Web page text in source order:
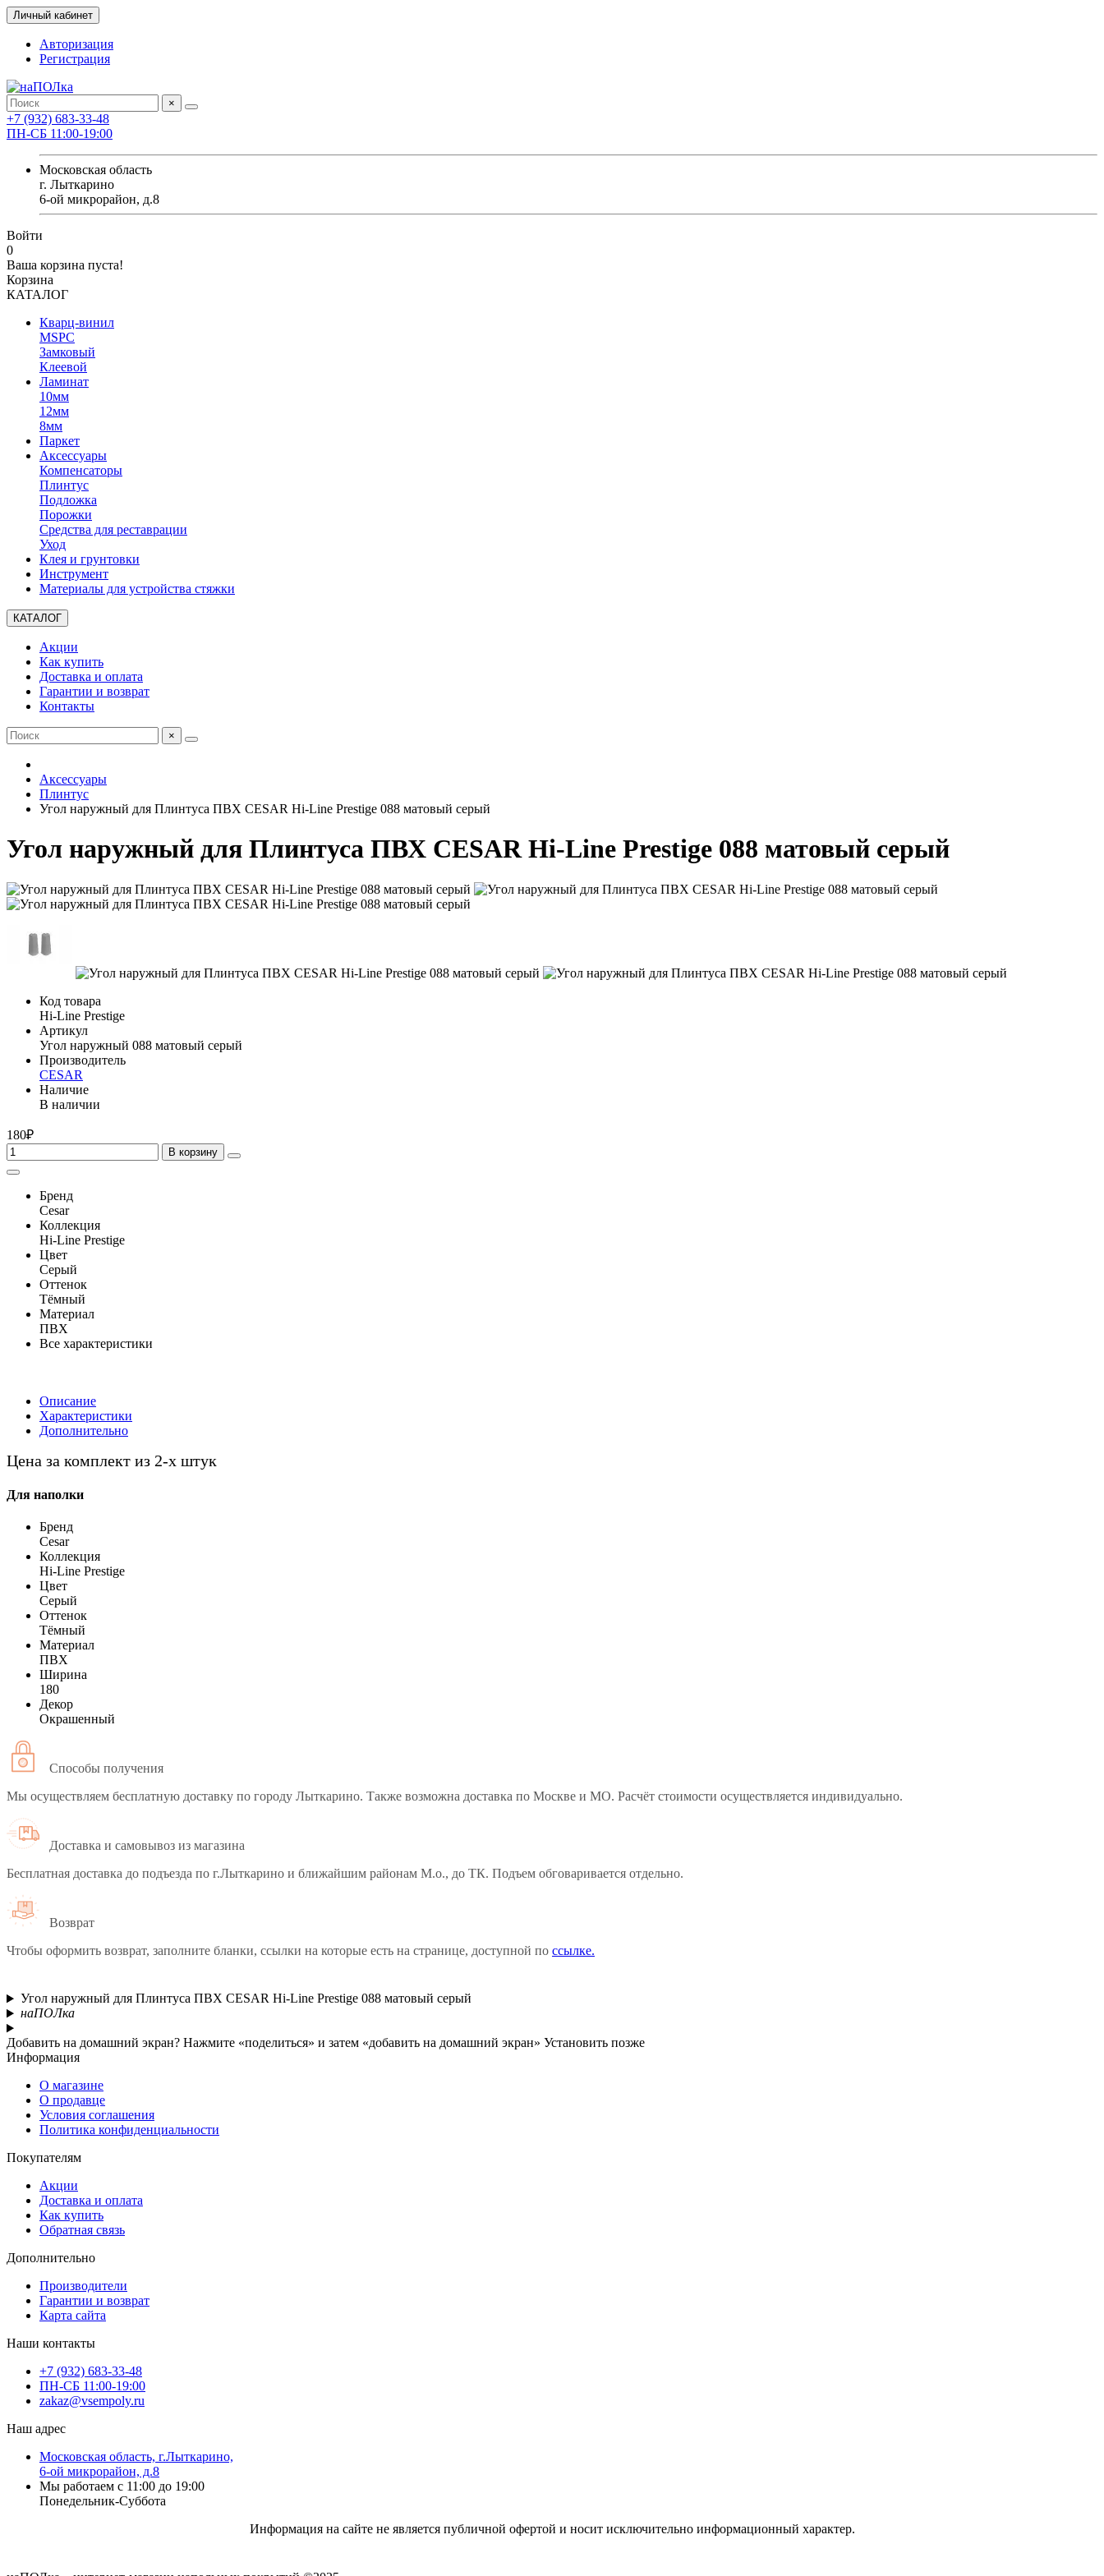
Личный кабинет
Авторизация
Регистрация
×
+7 (932) 683-33-48
ПН-СБ 11:00-19:00
Московская область
г. Лыткарино
6-ой микрорайон, д.8
Войти
0
Ваша корзина пуста!
Корзина
КАТАЛОГ
Кварц-винил
MSPC
Замковый
Клеевой
Ламинат
10мм
12мм
8мм
Паркет
Аксессуары
Компенсаторы
Плинтус
Подложка
Порожки
Средства для реставрации
Уход
Клея и грунтовки
Инструмент
Материалы для устройства стяжки
КАТАЛОГ
Акции
Как купить
Доставка и оплата
Гарантии и возврат
Контакты
×
Аксессуары
Плинтус
Угол наружный для Плинтуса ПВХ CESAR Hi-Line Prestige 088 матовый серый
Угол наружный для Плинтуса ПВХ CESAR Hi-Line Prestige 088 матовый серый
Код товара
Hi-Line Prestige
Артикул
Угол наружный 088 матовый серый
Производитель
CESAR
Наличие
В наличии
180₽
В корзину
Бренд
Cesar
Коллекция
Hi-Line Prestige
Цвет
Серый
Оттенок
Тёмный
Материал
ПВХ
Все характеристики
Описание
Характеристики
Дополнительно
Цена за комплект из 2-х штук
Для наполки
Бренд
Cesar
Коллекция
Hi-Line Prestige
Цвет
Серый
Оттенок
Тёмный
Материал
ПВХ
Ширина
180
Декор
Окрашенный
Способы получения
Мы осуществляем бесплатную доставку по городу Лыткарино. Также возможна доставка по Москве и МО. Расчёт стоимости осуществляется индивидуально.
Доставка и самовывоз из магазина
Бесплатная доставка до подъезда по г.Лыткарино и ближайшим районам М.о., до ТК. Подъем обговаривается отдельно.
Возврат
Чтобы оформить возврат, заполните бланки, ссылки на которые есть на странице, доступной по ссылке.
Угол наружный для Плинтуса ПВХ CESAR Hi-Line Prestige 088 матовый серый
наПОЛка
Добавить на домашний экран? Нажмите «поделиться» и затем «добавить на домашний экран» Установить позже
Информация
О магазине
О продавце
Условия соглашения
Политика конфиденциальности
Покупателям
Акции
Доставка и оплата
Как купить
Обратная связь
Дополнительно
Производители
Гарантии и возврат
Карта сайта
Наши контакты
+7 (932) 683-33-48
ПН-СБ 11:00-19:00
zakaz@vsempoly.ru
Наш адрес
Московская область, г.Лыткарино,
6-ой микрорайон, д.8
Мы работаем с 11:00 до 19:00
Понедельник-Суббота
Информация на сайте не является публичной офертой и носит исключительно информационный характер.